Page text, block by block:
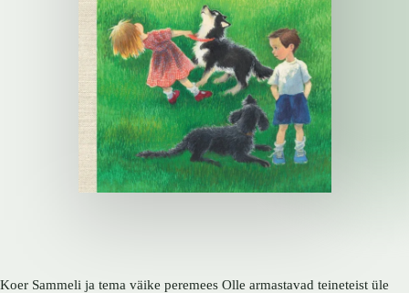
Koer Sammeli ja tema väike peremees Olle armastavad teineteist üle